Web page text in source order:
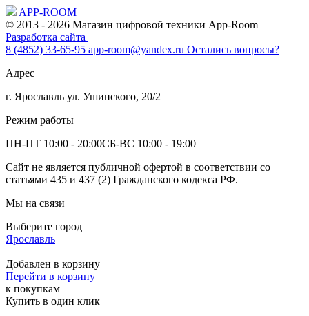
APP-ROOM
© 2013 - 2026 Магазин цифровой техники App-Room
Разработка сайта
8 (4852) 33-65-95 app-room@yandex.ru Остались вопросы?
Адрес
г. Ярославль ул. Ушинского, 20/2
Режим работы
ПН-ПТ 10:00 - 20:00СБ-ВС 10:00 - 19:00
Сайт не является публичной офертой в соответствии со
статьями 435 и 437 (2) Гражданского кодекса РФ.
Мы на связи
Выберите город
Ярославль
Добавлен в корзину
Перейти в корзину
к покупкам
Купить в один клик